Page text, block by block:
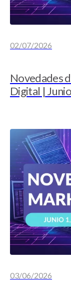
02/07/2026
Novedades
Digital |
03/06/2026